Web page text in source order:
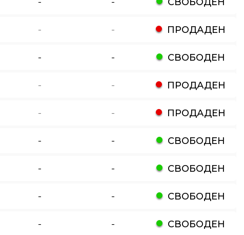
- - ПРОДАДЕН
- - СВОБОДЕН
- - ПРОДАДЕН
- - ПРОДАДЕН
- - СВОБОДЕН
- - СВОБОДЕН
- - СВОБОДЕН
- - СВОБОДЕН